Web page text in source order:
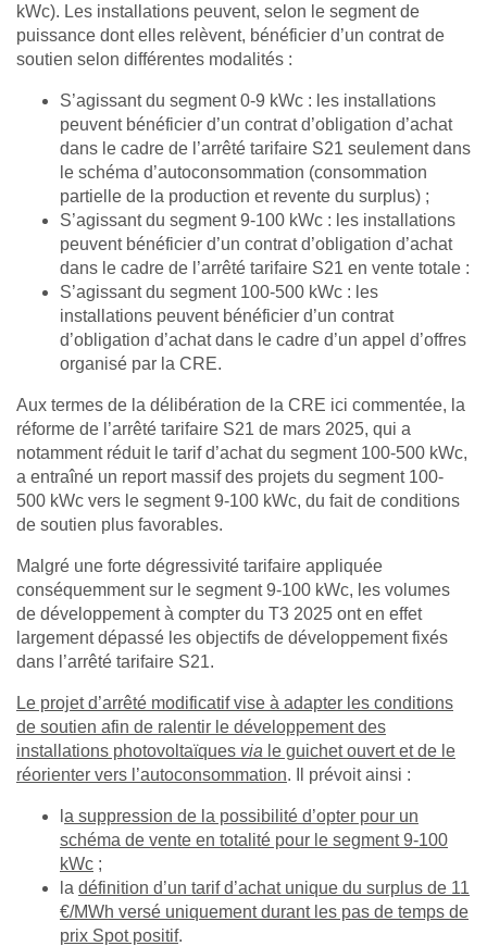
kWc). Les installations peuvent, selon le segment de
puissance dont elles relèvent, bénéficier d’un contrat de
soutien selon différentes modalités :
S’agissant du segment 0-9 kWc : les installations
peuvent bénéficier d’un contrat d’obligation d’achat
dans le cadre de l’arrêté tarifaire S21 seulement dans
le schéma d’autoconsommation (consommation
partielle de la production et revente du surplus) ;
S’agissant du segment 9-100 kWc : les installations
peuvent bénéficier d’un contrat d’obligation d’achat
dans le cadre de l’arrêté tarifaire S21 en vente totale :
S’agissant du segment 100-500 kWc : les
installations peuvent bénéficier d’un contrat
d’obligation d’achat dans le cadre d’un appel d’offres
organisé par la CRE.
Aux termes de la délibération de la CRE ici commentée, la
réforme de l’arrêté tarifaire S21 de mars 2025, qui a
notamment réduit le tarif d’achat du segment 100-500 kWc,
a entraîné un report massif des projets du segment 100-
500 kWc vers le segment 9‑100 kWc, du fait de conditions
de soutien plus favorables.
Malgré une forte dégressivité tarifaire appliquée
conséquemment sur le segment 9-100 kWc, les volumes
de développement à compter du T3 2025 ont en effet
largement dépassé les objectifs de développement fixés
dans l’arrêté tarifaire S21.
Le projet d’arrêté modificatif vise à adapter les conditions
de soutien afin de ralentir le développement des
installations photovoltaïques via le guichet ouvert et de le
réorienter vers l’autoconsommation. Il prévoit ainsi :
a suppression de la possibilité d’opter pour un
schéma de vente en totalité pour le segment 9-100
kWc ;
la définition d’un tarif d’achat unique du surplus de 11
€/MWh versé uniquement durant les pas de temps de
prix Spot positif.